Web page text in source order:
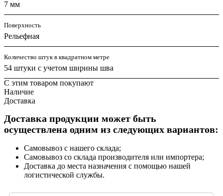
7 мм
Поверхность
Рельефная
Количество штук в квадратном метре
54 штуки с учетом ширины шва
С этим товаром покупают
Наличие
Доставка
Доставка продукции может быть
осуществлена одним из следующих вариантов:
Самовывоз с нашего склада;
Самовывоз со склада производителя или импортера;
Доставка до места назначения с помощью нашей
логистической службы.